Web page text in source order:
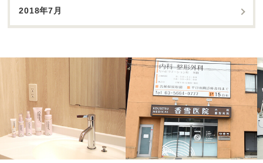
2018年7月